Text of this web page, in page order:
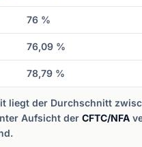
76 %
76,09 %
78,79 %
liegt der Durchschnitt
Aufsicht der CFTC/NFA